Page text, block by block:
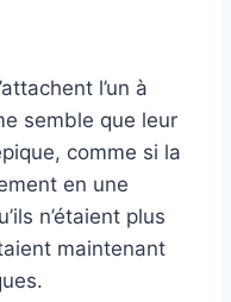
l’un à
semble que leur
comme si la
en une
n’étaient plus
maintenant